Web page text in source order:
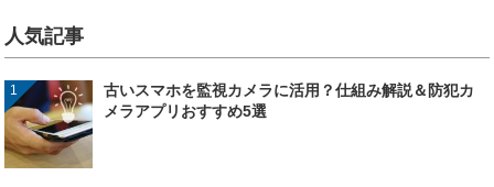
人気記事
古いスマホを監視カメラに活用？仕組み解説＆防犯カ
メラアプリおすすめ5選